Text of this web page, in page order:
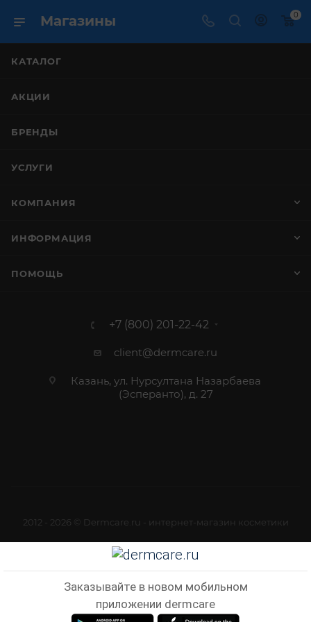
Магазины 0
КАТАЛОГ
АКЦИИ
БРЕНДЫ
УСЛУГИ
КОМПАНИЯ
ИНФОРМАЦИЯ
ПОМОЩЬ
+7 (800) 201-22-42
client@dermcare.ru
Казань, ул. Нурсултана Назарбаева
(Эсперанто), д. 27
2012 - 2026 © Dermcare.ru - интернет-магазин косметики
Заказывайте в новом мобильном
приложении dermcare